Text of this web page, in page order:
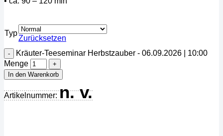
Typ
Zurücksetzen
Kräuter-Teeseminar Herbstzauber - 06.09.2026 | 10:00
Menge
In den Warenkorb
Artikelnummer: n. v.